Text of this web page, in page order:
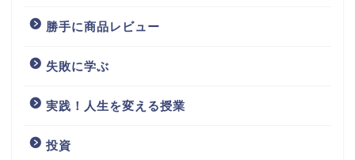
勝手に商品レビュー
失敗に学ぶ
実践！人生を変える授業
投資